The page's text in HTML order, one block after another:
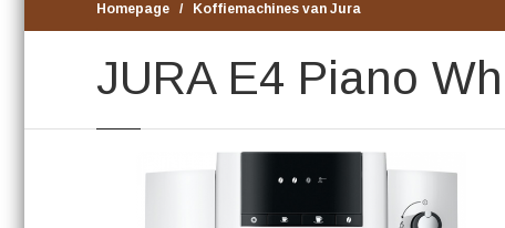
Homepage Koffiemachines van Jura
JURA E4 Piano